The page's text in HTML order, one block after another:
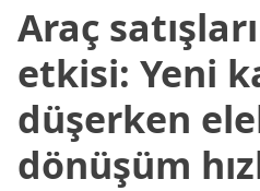
Araç
etkisi: Yeni
düşerken
dönüşüm